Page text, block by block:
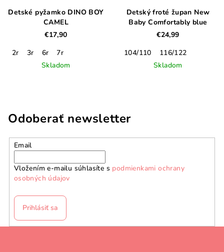
Detské pyžamko DINO BOY
CAMEL
€17,90
2r
3r 6r
7r
Skladom
Detský froté župan New
Baby Comfortably blue
€24,99
104/110
116/122
Skladom
Odoberať newsletter
Email
Vložením e-mailu súhlasíte s podmienkami ochrany
osobných údajov
Prihlásiť sa